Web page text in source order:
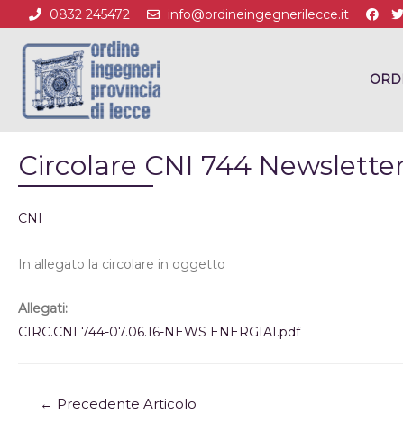
0832 245472 info@ordineingegnerilecce.it
Circolare CNI 744
CNI
In allegato la circolare in oggetto
Allegati:
CIRC.CNI 744-07.06.16-NEWS ENERGIA1.pdf
← Precedente Articolo